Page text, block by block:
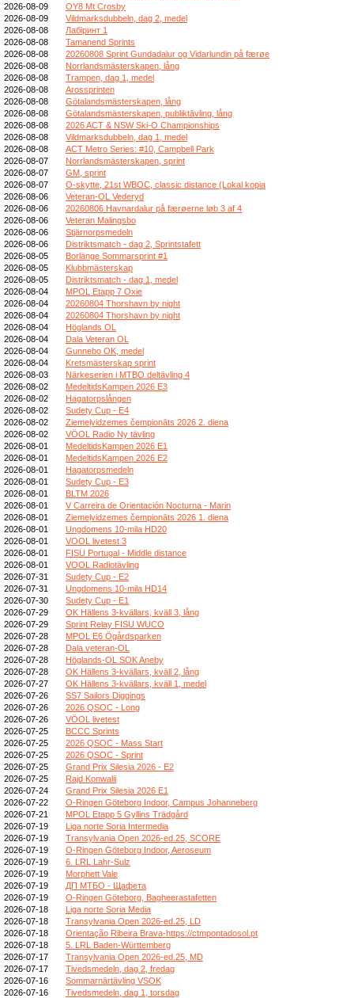
2026-08-09
OY8 Mt Crosby
2026-08-09
Vildmarksdubbeln, dag 2, medel
2026-08-08
Лабіринт 1
2026-08-08
Tamanend Sprints
2026-08-08
20260808 Sprint Gundadalur og Vidarlundin på færøe
2026-08-08
Norrlandsmästerskapen, lång
2026-08-08
Trampen, dag 1, medel
2026-08-08
Arossprinten
2026-08-08
Götalandsmästerskapen, lång
2026-08-08
Götalandsmästerskapen, publiktävling, lång
2026-08-08
2026 ACT & NSW Ski-O Championships
2026-08-08
Vildmarksdubbeln, dag 1, medel
2026-08-08
ACT Metro Series: #10, Campbell Park
2026-08-07
Norrlandsmästerskapen, sprint
2026-08-07
GM, sprint
2026-08-07
O-skytte, 21st WBOC, classic distance (Lokal kopia
2026-08-06
Veteran-OL Vederyd
2026-08-06
20260806 Havnardalur på færøerne løb 3 af 4
2026-08-06
Veteran Malingsbo
2026-08-06
Stjärnorpsmedeln
2026-08-06
Distriktsmatch - dag 2, Sprintstafett
2026-08-05
Borlänge Sommarsprint #1
2026-08-05
Klubbmästerskap
2026-08-05
Distriktsmatch - dag 1, medel
2026-08-04
MPOL Etapp 7 Oxie
2026-08-04
20260804 Thorshavn by night
2026-08-04
20260804 Thorshavn by night
2026-08-04
Höglands OL
2026-08-04
Dala Veteran OL
2026-08-04
Gunnebo OK, medel
2026-08-04
Kretsmästerskap sprint
2026-08-03
Närkeserien i MTBO deltävling 4
2026-08-02
MedeltidsKampen 2026 E3
2026-08-02
Hagatorpslången
2026-08-02
Sudety Cup - E4
2026-08-02
Ziemeļvidzemes čempionāts 2026 2. diena
2026-08-02
VÖOL Radio Ny tävling
2026-08-01
MedeltidsKampen 2026 E1
2026-08-01
MedeltidsKampen 2026 E2
2026-08-01
Hagatorpsmedeln
2026-08-01
Sudety Cup - E3
2026-08-01
BLTM 2026
2026-08-01
V Carreira de Orientación Nocturna - Marin
2026-08-01
Ziemeļvidzemes čempionāts 2026 1. diena
2026-08-01
Ungdomens 10-mila HD20
2026-08-01
VOOL livetest 3
2026-08-01
FISU Portugal - Middle distance
2026-08-01
VOOL Radiotävling
2026-07-31
Sudety Cup - E2
2026-07-31
Ungdomens 10-mila HD14
2026-07-30
Sudety Cup - E1
2026-07-29
OK Hällens 3-kvällars, kväll 3, lång
2026-07-29
Sprint Relay FISU WUCO
2026-07-28
MPOL E6 Ögårdsparken
2026-07-28
Dala veteran-OL
2026-07-28
Höglands-OL SOK Aneby
2026-07-28
OK Hällens 3-kvällars, kväll 2, lång
2026-07-27
OK Hällens 3-kvällars, kväll 1, medel
2026-07-26
SS7 Sailors Diggings
2026-07-26
2026 QSOC - Long
2026-07-26
VÖOL livetest
2026-07-25
BCCC Sprints
2026-07-25
2026 QSOC - Mass Start
2026-07-25
2026 QSOC - Sprint
2026-07-25
Grand Prix Silesia 2026 - E2
2026-07-25
Rajd Konwalii
2026-07-24
Grand Prix Silesia 2026 E1
2026-07-22
O-Ringen Göteborg Indoor, Campus Johanneberg
2026-07-21
MPOL Etapp 5 Gyllins Trädgård
2026-07-19
Liga norte Soria Intermedia
2026-07-19
Transylvania Open 2026-ed.25, SCORE
2026-07-19
O-Ringen Göteborg Indoor, Aeroseum
2026-07-19
6. LRL Lahr-Sulz
2026-07-19
Morphett Vale
2026-07-19
ДП МТБО - Щафета
2026-07-19
O-Ringen Göteborg, Bagheerastafetten
2026-07-18
Liga norte Soria Media
2026-07-18
Transylvania Open 2026-ed.25, LD
2026-07-18
Orientação Ribeira Brava-https://ctmpontadosol.pt
2026-07-18
5. LRL Baden-Württemberg
2026-07-17
Transylvania Open 2026-ed.25, MD
2026-07-17
Tivedsmedeln, dag 2, fredag
2026-07-16
Sommarnärtävling VSOK
2026-07-16
Tivedsmedeln, dag 1, torsdag